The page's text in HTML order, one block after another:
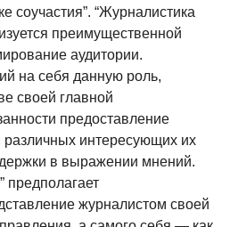
соучастия”. “Журналистика
преимущественной
аудитории.
на себя данную роль,
своей главной
предоставление
различных интересующих их
в выражении мнений.
предполагает
журналистом своей